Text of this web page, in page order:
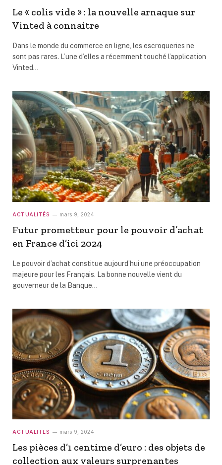
Le « colis vide » : la nouvelle arnaque sur
Vinted à connaitre
Dans le monde du commerce en ligne, les escroqueries ne
sont pas rares. L’une d’elles a récemment touché l’application
Vinted…
ACTUALITÉS mars 9, 2024
Futur prometteur pour le pouvoir d’achat
en France d’ici 2024
Le pouvoir d’achat constitue aujourd’hui une préoccupation
majeure pour les Français. La bonne nouvelle vient du
gouverneur de la Banque…
ACTUALITÉS mars 9, 2024
Les pièces d’1 centime d’euro : des objets de
collection aux valeurs surprenantes